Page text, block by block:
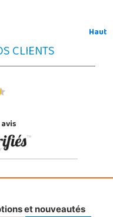
Haut
CLIENTS
et nouveautés